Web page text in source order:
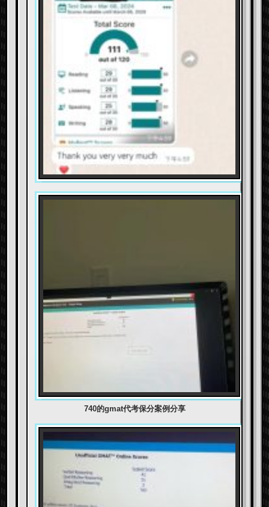
740的gmat代考保分案例分享